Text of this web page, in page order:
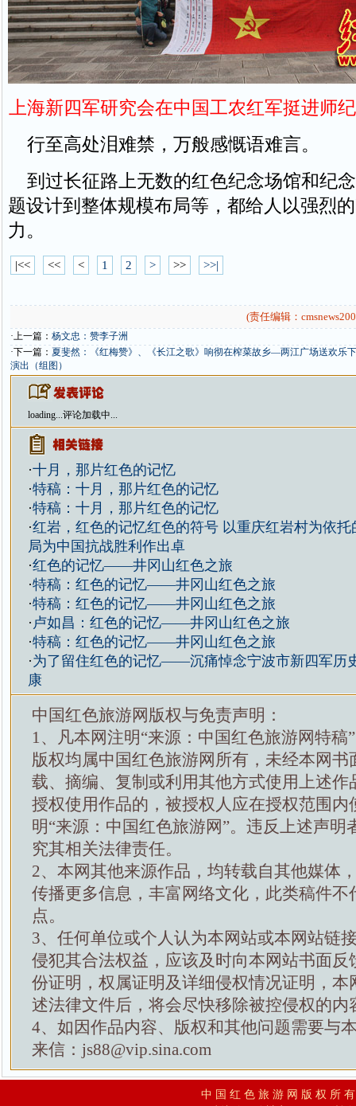
上海新四军研究会在中国工农红军挺进师
行至高处泪难禁，万般感慨语难言。
到过长征路上无数的红色纪念场馆和纪
题设计到整体规模布局等，都给人以强烈
力。
|<< << < 1 2 > >> >>|
(责任编辑：
·上一篇： 杨文忠：赞李子洲
·下一篇： 夏斐然：《红梅赞》、《长江之歌》响彻在榨菜故乡—两江广场送欢乐
演出（组图）
loading...评论加载中...
·十月，那片红色的记忆
·特稿：十月，那片红色的记忆
·特稿：十月，那片红色的记忆
·红岩，红色的记忆红色的符号 以重庆红岩村为依托
局为中国抗战胜利作出卓
·红色的记忆——井冈山红色之旅
·特稿：红色的记忆——井冈山红色之旅
·特稿：红色的记忆——井冈山红色之旅
· 卢如昌：红色的记忆——井冈山红色之旅
·特稿：红色的记忆——井冈山红色之旅
·为了留住红色的记忆——沉痛悼念宁波市新四军历
康
中国红色旅游网版权与免责声明：
1、凡本网注明“来源：中国红色旅游网特稿
版权均属中国红色旅游网所有，未经本网书
载、摘编、复制或利用其他方式使用上述作
授权使用作品的，被授权人应在授权范围内
明“来源：中国红色旅游网”。违反上述声明
究其相关法律责任。
2、本网其他来源作品，均转载自其他媒体
传播更多信息，丰富网络文化，此类稿件不
点。
3、任何单位或个人认为本网站或本网站链
侵犯其合法权益，应该及时向本网站书面反
份证明，权属证明及详细侵权情况证明，本
述法律文件后，将会尽快移除被控侵权的内
4、如因作品内容、版权和其他问题需要与
来信：js88@vip.sina.com
中 国 红 色 旅 游 网 版 权 所